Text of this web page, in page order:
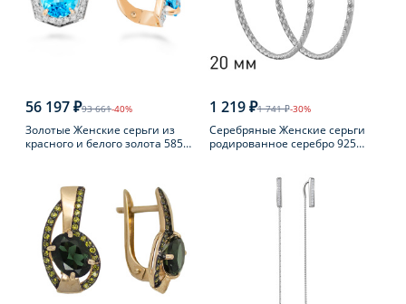
56 197 ₽93 661-40%
Золотые Женские серьги из
красного и белого золота 585
1 219 ₽1 741 ₽-30%
Серебряные Женские серьги
родированное серебро 925